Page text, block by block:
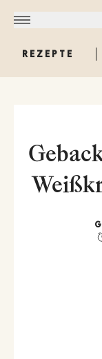
REZEPTE